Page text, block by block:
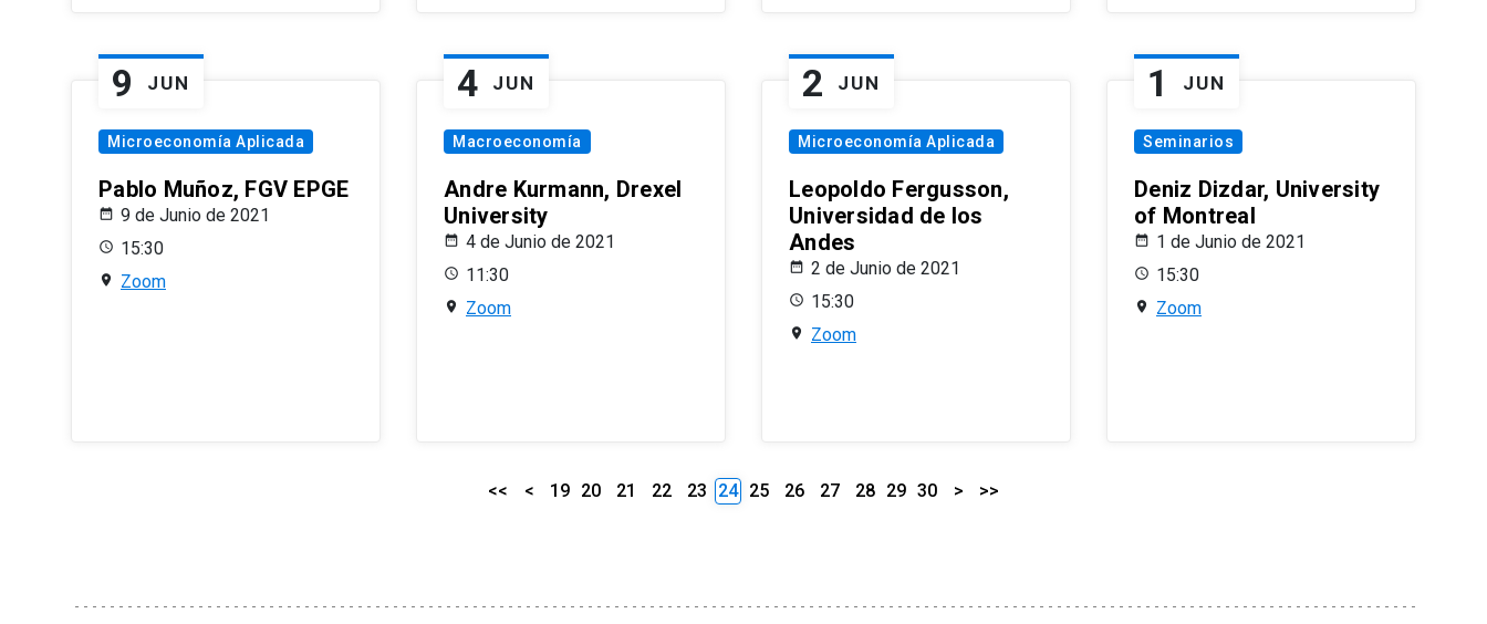
9 JUN
Microeconomía Aplicada
Pablo Muñoz, FGV EPGE
9 de Junio de 2021
15:30
Zoom
4 JUN
Macroeconomía
Andre Kurmann, Drexel
University
4 de Junio de 2021
11:30
Zoom
2 JUN
Microeconomía Aplicada
Leopoldo Fergusson,
Universidad de los
Andes
2 de Junio de 2021
15:30
Zoom
1 JUN
Seminarios
Deniz Dizdar, University
of Montreal
1 de Junio de 2021
15:30
Zoom
<< < 19 20 21 22 23 24 25 26 27 28 29 30 > >>